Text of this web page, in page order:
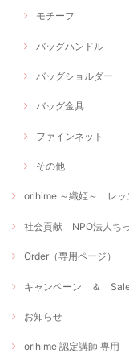
モチーフ
バッグハンドル
バッグショルダー
バッグ金具
ファインネット
その他
orihime ～織姫～ レッ
社会貢献 NPO法人ち
Order（専用ページ）
キャンペーン ＆
お知らせ
orihime 認定講師 専用